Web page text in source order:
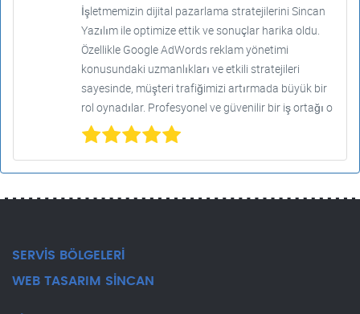
İşletmemizin dijital pazarlama stratejilerini Sincan
Yazılım ile optimize ettik ve sonuçlar harika oldu.
Özellikle Google AdWords reklam yönetimi
konusundaki uzmanlıkları ve etkili stratejileri
sayesinde, müşteri trafiğimizi artırmada büyük bir
rol oynadılar. Profesyonel ve güvenilir bir iş ortağı o
SERVİS BÖLGELERİ
WEB TASARIM SİNCAN